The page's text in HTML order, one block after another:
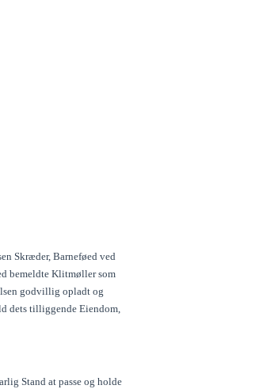
Skræder, Barneføed ved
bemeldte Klitmøller som
godvillig opladt og
dets tilliggende Eiendom,
Stand at passe og holde